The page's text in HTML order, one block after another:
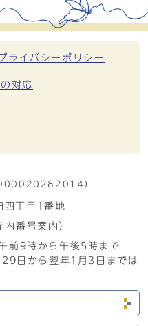
ライバシーポリシー
対応
）
丁目1番地
内番号案内）
前9時から午後5時まで
29日から翌年1月3日までは